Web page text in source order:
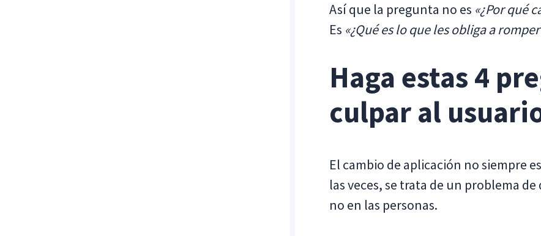
Así que la pregunta no es «¿Por qué
Es «¿Qué es lo que les obliga a
Haga estas 4
culpar al
El cambio de aplicación no siempre
las veces, se trata de un problema
no en las personas.